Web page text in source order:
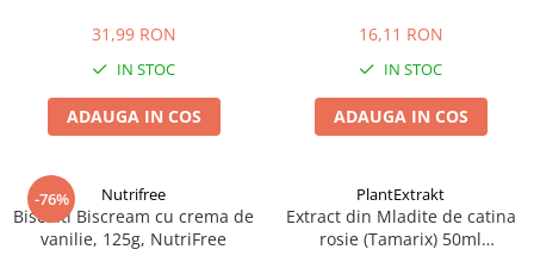
31,99 RON
IN STOC
ADAUGA IN COS
16,11 RON
IN STOC
ADAUGA IN COS
-76% Nutrifree
Biscuiti Biscream cu crema de
vanilie, 125g, NutriFree
PlantExtrakt
Extract din Mladite de catina
rosie (Tamarix) 50ml